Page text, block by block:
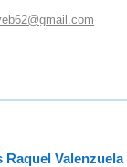
Raquel Valenzuela